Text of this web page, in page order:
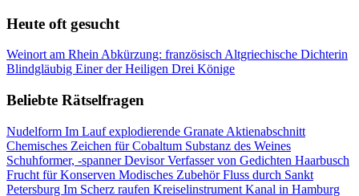
Heute oft gesucht
Weinort am Rhein Abkürzung: französisch Altgriechische Dichterin
Blindgläubig Einer der Heiligen Drei Könige
Beliebte Rätselfragen
Nudelform Im Lauf explodierende Granate Aktienabschnitt
Chemisches Zeichen für Cobaltum Substanz des Weines
Schuhformer, -spannerDevisorVerfasser von Gedichten Haarbusch
Frucht für Konserven Modisches ZubehörFluss durch Sankt
Petersburg Im Scherz raufen Kreiselinstrument Kanal in Hamburg